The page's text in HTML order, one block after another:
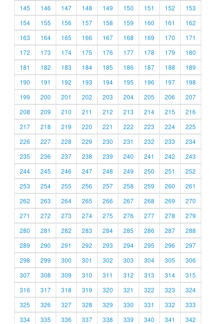
145
146 147 148 149 150 151 152
153
154
155 156 157 158 159 160 161
162
163
164 165 166 167 168 169 170
171
172
173 174 175 176 177 178 179
180
181
182 183 184 185 186 187 188
189
190
191 192 193 194 195 196 197
198
199
200 201 202 203 204 205 206
207
208
209 210 211 212 213 214 215
216
217
218 219 220 221 222 223 224
225
226
227 228 229 230 231 232 233
234
235
236 237 238 239 240 241 242
243
244
245 246 247 248 249 250 251
252
253
254 255 256 257 258 259 260
261
262
263 264 265 266 267 268 269
270
271
272 273 274 275 276 277 278
279
280
281 282 283 284 285 286 287
288
289
290 291 292 293 294 295 296
297
298
299 300 301 302 303 304 305
306
307
308 309 310 311 312 313 314
315
316
317 318 319 320 321 322 323
324
325
326 327 328 329 330 331 332
333
334
335 336 337 338 339 340 341 342